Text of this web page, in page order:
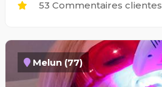
53 Commentaires clientes
Melun (77)